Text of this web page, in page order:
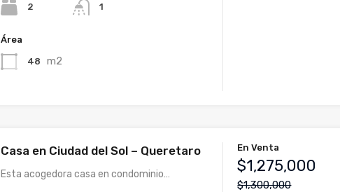
2 1
Área
48 m2
Casa en Ciudad del Sol – Queretaro
Esta acogedora casa en condominio…
En Venta
$1,275,000
$1,300,000